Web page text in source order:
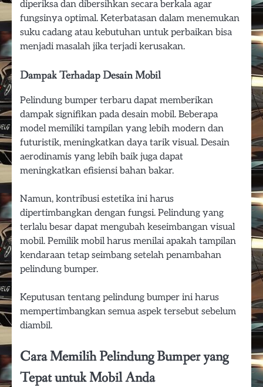
diperiksa dan dibersihkan secara berkala agar
fungsinya optimal. Keterbatasan dalam menemukan
suku cadang atau kebutuhan untuk perbaikan bisa
menjadi masalah jika terjadi kerusakan.
Dampak Terhadap Desain Mobil
Pelindung bumper terbaru dapat memberikan
dampak signifikan pada desain mobil. Beberapa
model memiliki tampilan yang lebih modern dan
futuristik, meningkatkan daya tarik visual. Desain
aerodinamis yang lebih baik juga dapat
meningkatkan efisiensi bahan bakar.
Namun, kontribusi estetika ini harus
dipertimbangkan dengan fungsi. Pelindung yang
terlalu besar dapat mengubah keseimbangan visual
mobil. Pemilik mobil harus menilai apakah tampilan
kendaraan tetap seimbang setelah penambahan
pelindung bumper.
Keputusan tentang pelindung bumper ini harus
mempertimbangkan semua aspek tersebut sebelum
diambil.
Cara Memilih Pelindung Bumper yang
Tepat untuk Mobil Anda